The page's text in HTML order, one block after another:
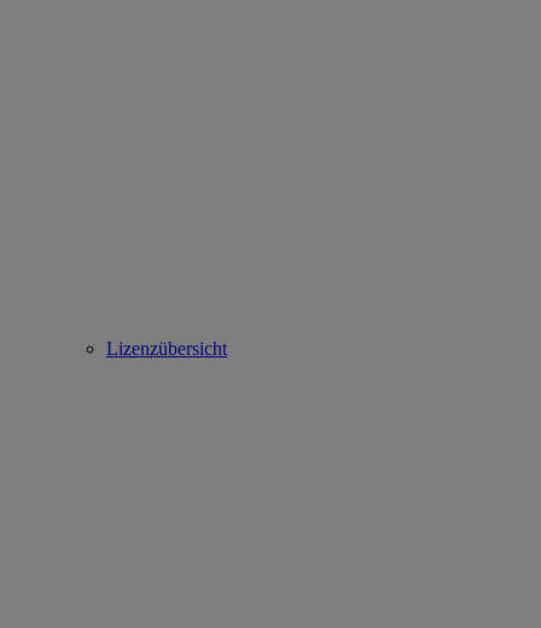
Lizenzübersicht